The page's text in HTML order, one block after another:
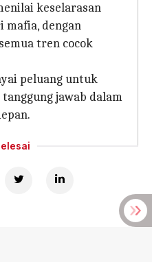
keselarasan
dengan
tren cocok
peluang untuk
jawab dalam